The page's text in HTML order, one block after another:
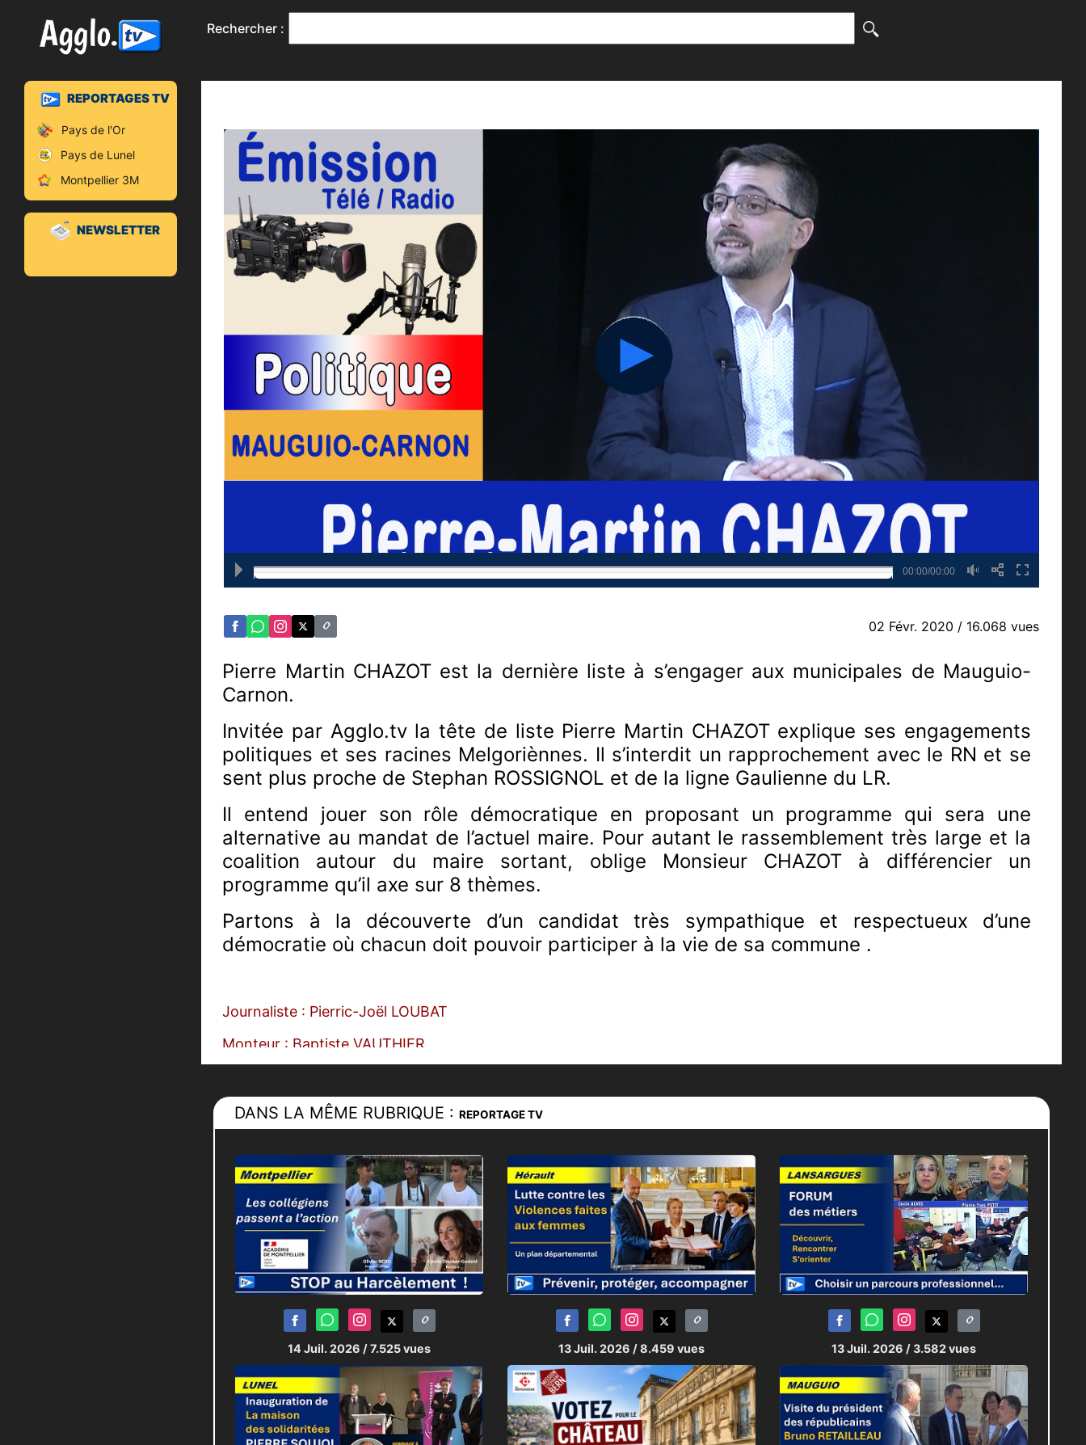
[()]
Rechercher :
REPORTAGES TV
Pays de l'Or
Pays de Lunel
Montpellier 3M
NEWSLETTER
00:00/00:00
02 Févr. 2020 / 16.068 vues
Pierre Martin CHAZOT est la dernière liste à s’engager aux municipales de Mauguio-
Carnon.
Invitée par Agglo.tv la tête de liste Pierre Martin CHAZOT explique ses engagements
politiques et ses racines Melgoriènnes. Il s’interdit un rapprochement avec le RN et se
sent plus proche de Stephan ROSSIGNOL et de la ligne Gaulienne du LR.
Il entend jouer son rôle démocratique en proposant un programme qui sera une
alternative au mandat de l’actuel maire. Pour autant le rassemblement très large et la
coalition autour du maire sortant, oblige Monsieur CHAZOT à différencier un
programme qu’il axe sur 8 thèmes.
Partons à la découverte d’un candidat très sympathique et respectueux d’une
démocratie où chacun doit pouvoir participer à la vie de sa commune .
Journaliste : Pierric-Joël LOUBAT
Monteur : Baptiste VAUTHIER
DANS LA MÊME RUBRIQUE :REPORTAGE TV
14 Juil. 2026 / 7.525 vues 13 Juil. 2026 / 8.459 vues 13 Juil. 2026 / 3.582 vues